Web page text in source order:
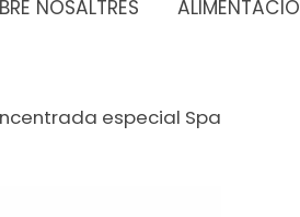
NOSALTRES ALIMENTACIÓ
especial Spa